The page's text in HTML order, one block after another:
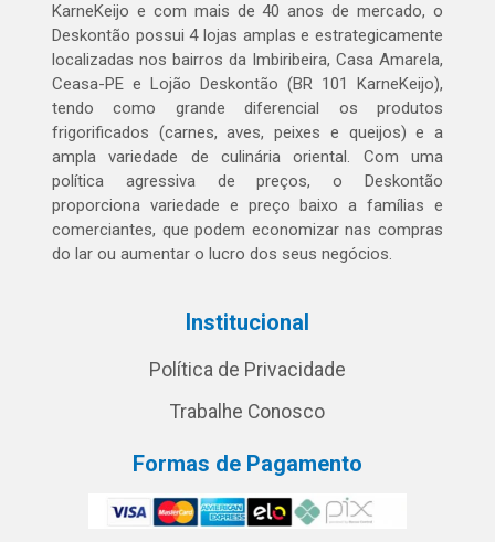
KarneKeijo e com mais de 40 anos de mercado, o
Deskontão possui 4 lojas amplas e estrategicamente
localizadas nos bairros da Imbiribeira, Casa Amarela,
Ceasa-PE e Lojão Deskontão (BR 101 KarneKeijo),
tendo como grande diferencial os produtos
frigorificados (carnes, aves, peixes e queijos) e a
ampla variedade de culinária oriental. Com uma
política agressiva de preços, o Deskontão
proporciona variedade e preço baixo a famílias e
comerciantes, que podem economizar nas compras
do lar ou aumentar o lucro dos seus negócios.
Institucional
Política de Privacidade
Trabalhe Conosco
Formas de Pagamento